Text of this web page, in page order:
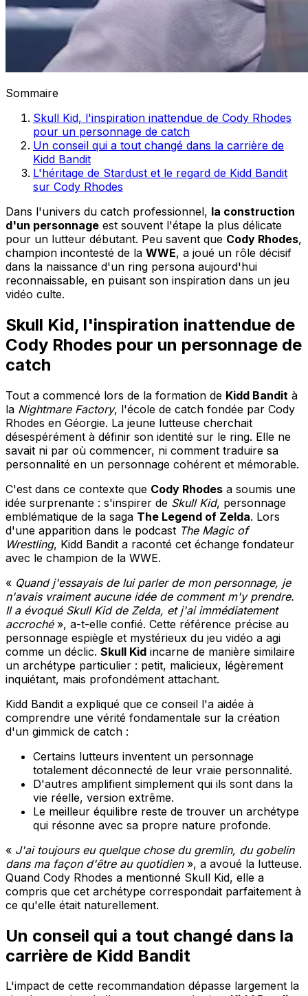
Sommaire
Skull Kid, l'inspiration inattendue de Cody Rhodes
pour un personnage de catch
Un conseil qui a tout changé dans la carrière de
Kidd Bandit
L'héritage de Stardust et le regard de Kidd Bandit
sur Cody Rhodes
Dans l'univers du catch professionnel, la construction
d'un personnage est souvent l'étape la plus délicate
pour un lutteur débutant. Peu savent que Cody Rhodes,
champion incontesté de la WWE, a joué un rôle décisif
dans la naissance d'un ring persona aujourd'hui
reconnaissable, en puisant son inspiration dans un jeu
vidéo culte.
Skull Kid, l'inspiration inattendue de
Cody Rhodes pour un personnage de
catch
Tout a commencé lors de la formation de Kidd Bandit à
la Nightmare Factory, l'école de catch fondée par Cody
Rhodes en Géorgie. La jeune lutteuse cherchait
désespérément à définir son identité sur le ring. Elle ne
savait ni par où commencer, ni comment traduire sa
personnalité en un personnage cohérent et mémorable.
C'est dans ce contexte que Cody Rhodes a soumis une
idée surprenante : s'inspirer de Skull Kid, personnage
emblématique de la saga The Legend of Zelda. Lors
d'une apparition dans le podcast The Magic of
Wrestling, Kidd Bandit a raconté cet échange fondateur
avec le champion de la WWE.
« Quand j'essayais de lui parler de mon personnage, je
n'avais vraiment aucune idée de comment m'y prendre.
Il a évoqué Skull Kid de Zelda, et j'ai immédiatement
accroché», a-t-elle confié. Cette référence précise au
personnage espiègle et mystérieux du jeu vidéo a agi
comme un déclic. Skull Kid incarne de manière similaire
un archétype particulier : petit, malicieux, légèrement
inquiétant, mais profondément attachant.
Kidd Bandit a expliqué que ce conseil l'a aidée à
comprendre une vérité fondamentale sur la création
d'un gimmick de catch :
Certains lutteurs inventent un personnage
totalement déconnecté de leur vraie personnalité.
D'autres amplifient simplement qui ils sont dans la
vie réelle, version extrême.
Le meilleur équilibre reste de trouver un archétype
qui résonne avec sa propre nature profonde.
« J'ai toujours eu quelque chose du gremlin, du gobelin
dans ma façon d'être au quotidien», a avoué la lutteuse.
Quand Cody Rhodes a mentionné Skull Kid, elle a
compris que cet archétype correspondait parfaitement à
ce qu'elle était naturellement.
Un conseil qui a tout changé dans la
carrière de Kidd Bandit
L'impact de cette recommandation dépasse largement la